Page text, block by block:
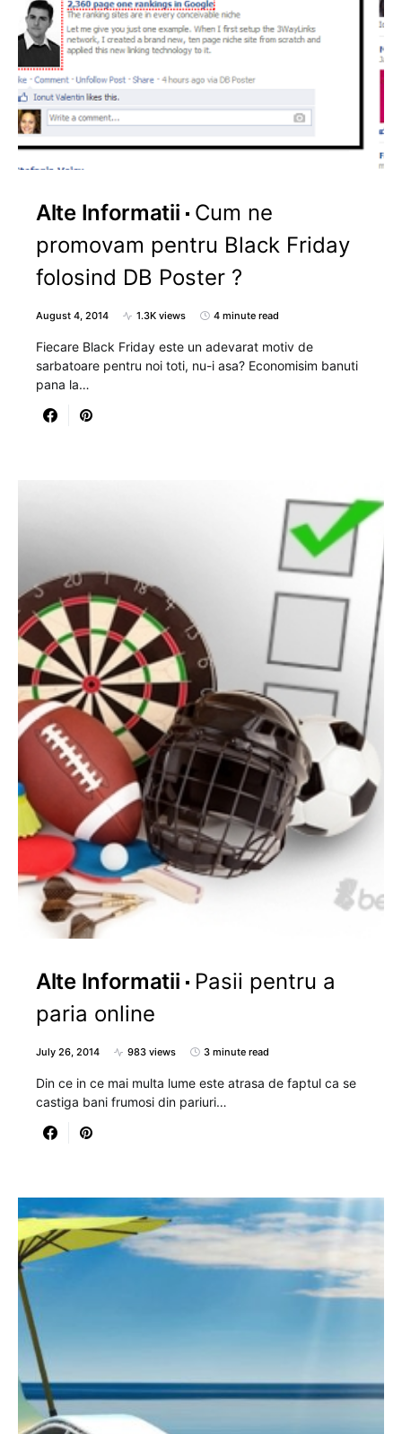
Alte Informatii
Cum ne
promovam pentru Black Friday
folosind DB Poster ?
August 4, 2014 1.3K views 4 minute read
Fiecare Black Friday este un adevarat motiv de
sarbatoare pentru noi toti, nu-i asa? Economisim banuti
pana la…
Alte Informatii
Pasii pentru a
paria online
July 26, 2014 983 views 3 minute read
Din ce in ce mai multa lume este atrasa de faptul ca se
castiga bani frumosi din pariuri…